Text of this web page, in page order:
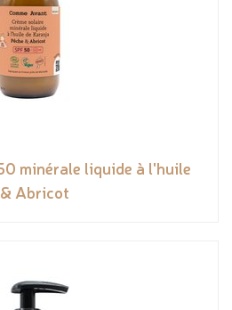
minérale liquide à l'huile
Abricot